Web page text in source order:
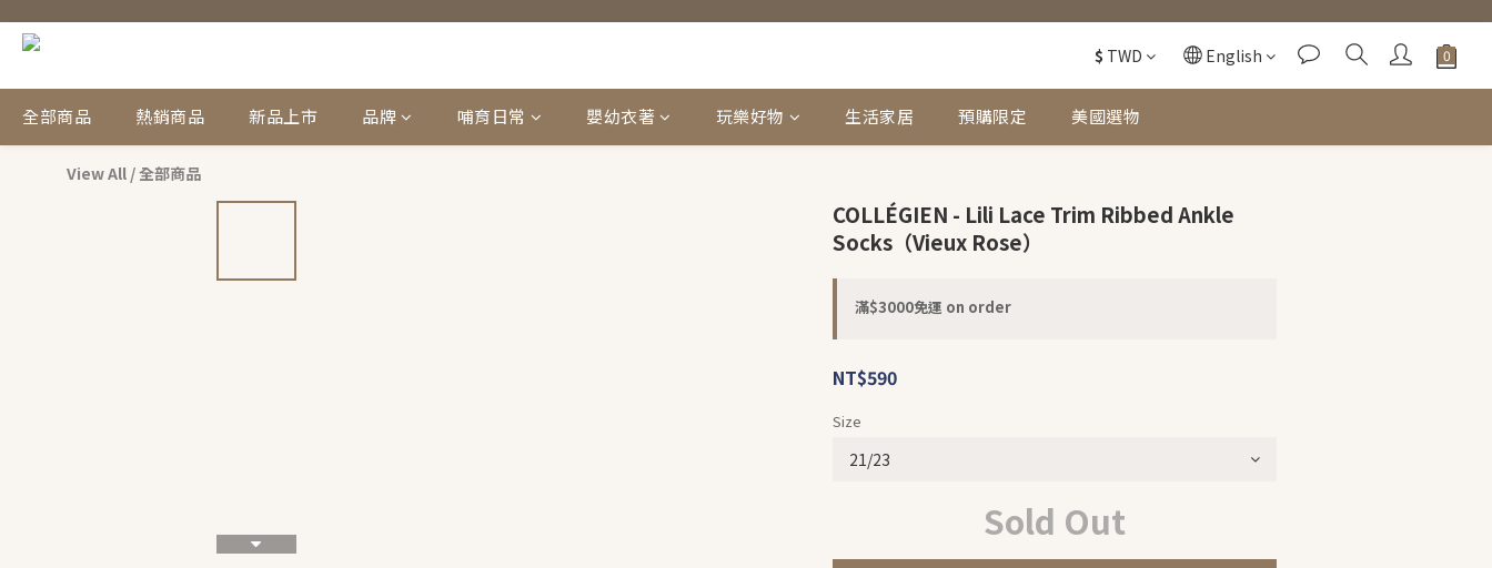
$ TWD English
全部商品 熱銷商品 新品上市 品牌 哺育日常 嬰幼衣著 玩樂好物 生活家居 預購限定 美國選物
View All /全部商品
COLLÉGIEN - Lili Lace Trim Ribbed Ankle
Socks（Vieux Rose）
滿$3000免運 on order
NT$590
Size
Sold Out